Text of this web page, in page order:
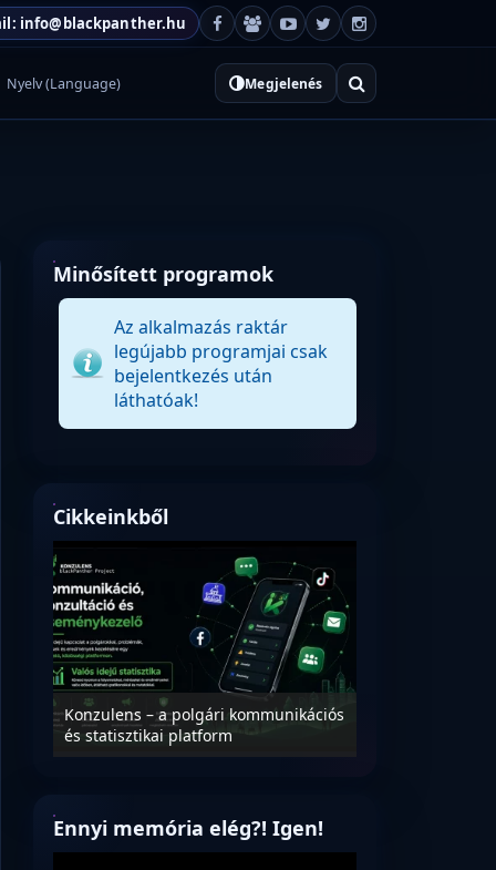
info@blackpanther.hu
Nyelv (Language) Megjelenés
Minősített programok
Az alkalmazás raktár
legújabb programjai csak
bejelentkezés után
láthatóak!
Cikkeinkből
Konzulens – a polgári kommunikációs
és statisztikai platform
Ennyi memória elég?! Igen!